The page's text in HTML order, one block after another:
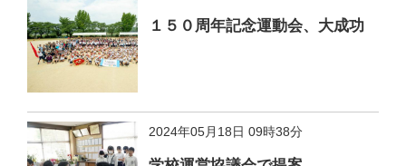
１５０周年記念運動会、大成功
2024年05月18日 09時38分